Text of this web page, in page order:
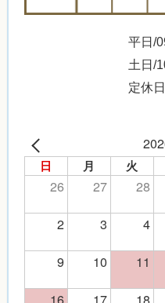
平日/
土日/
定休
日 月 火
26 27 28
2
3 4
9
10 11